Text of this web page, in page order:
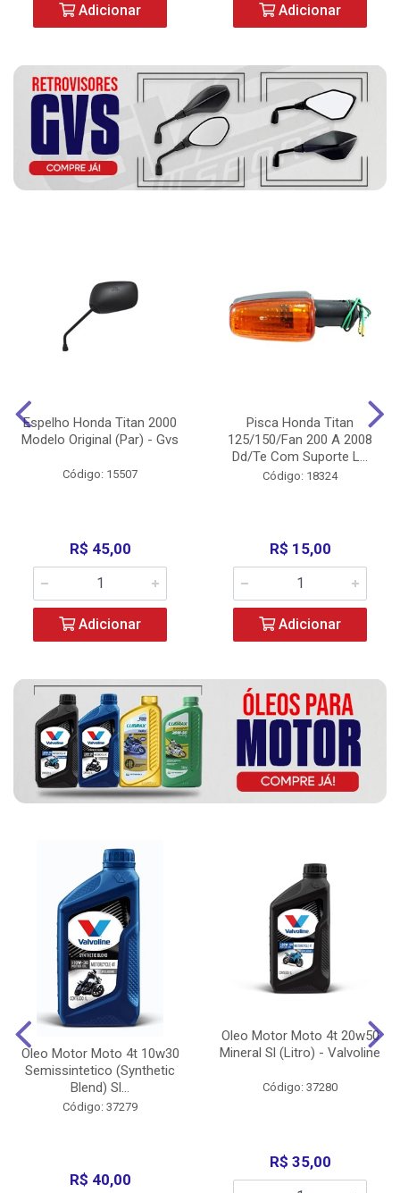
Adicionar Adicionar
Espelho Honda Titan 2000
Modelo Original (Par) - Gvs
Código: 15507
R$ 45,00
Adicionar
Pisca Honda Titan
125/150/Fan 200 A 2008
Dd/Te Com Suporte L...
Código: 18324
R$ 15,00
Adicionar
Oleo Motor Moto 4t 10w30
Semissintetico (Synthetic
Blend) Sl...
Código: 37279
R$ 40,00
Oleo Motor Moto 4t 20w50
Mineral Sl (Litro) - Valvoline
Código: 37280
R$ 35,00